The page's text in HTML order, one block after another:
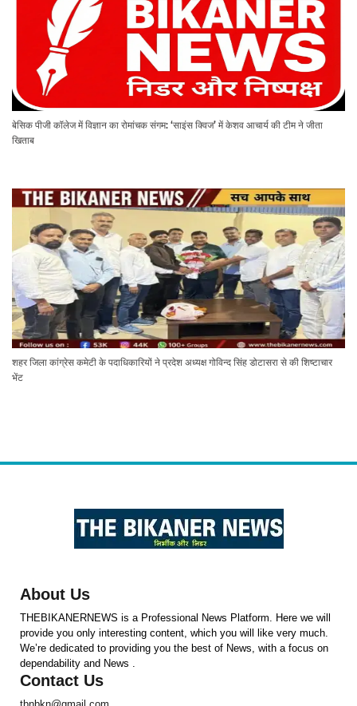
बेसिक पीजी कॉलेज में विज्ञान का रोमांचक संगम: ‘साइंस क्विज’ में केशव आचार्य की टीम ने जीता
खिताब
शहर जिला कांग्रेस कमेटी के पदाधिकारियों ने प्रदेश अध्यक्ष गोविन्द सिंह डोटासरा से की शिष्टाचार
भेंट
About Us
THEBIKANERNEWS is a Professional News Platform. Here we will
provide you only interesting content, which you will like very much.
We’re dedicated to providing you the best of News, with a focus on
dependability and News .
Contact Us